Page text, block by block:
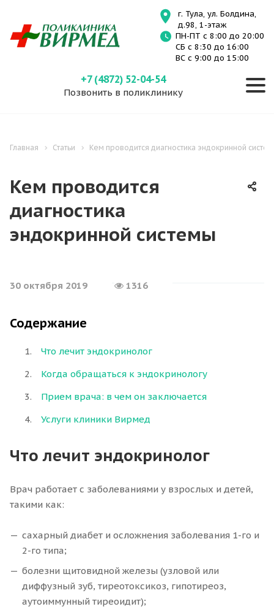
г. Тула, ул. Болдина,
д.98, 1-этаж
ПН-ПТ с 8:00 до 20:00
СБ с 8:30 до 16:00
ВС с 9:00 до 15:00
+7 (4872) 52-04-54
Позвонить в поликлинику
Главная Статьи Кем проводится диагностика эндокринной
Кем проводится
диагностика
эндокринной системы
30 октября 2019 1316
Содержание
Что лечит эндокринолог
Когда обращаться к эндокринологу
Прием врача: в чем он заключается
Услуги клиники Вирмед
Что лечит эндокринолог
Врач работает с заболеваниями у взрослых и детей,
такими как:
сахарный диабет и осложнения заболевания 1-го и
2-го типа;
болезни щитовидной железы (узловой или
диффузный зуб, тиреотоксикоз, гипотиреоз,
аутоиммунный тиреоидит);